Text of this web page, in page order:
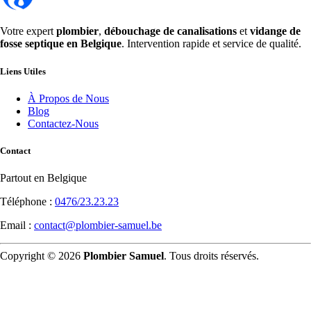
Votre expert plombier, débouchage de canalisations et vidange de
fosse septique en Belgique. Intervention rapide et service de qualité.
Liens Utiles
À Propos de Nous
Blog
Contactez-Nous
Contact
Partout en Belgique
Téléphone : 0476/23.23.23
Email : contact@plombier-samuel.be
Copyright © 2026 Plombier Samuel. Tous droits réservés.